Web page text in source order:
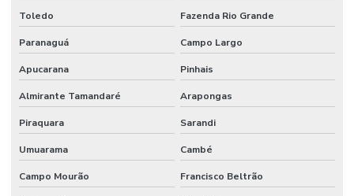
Toledo Fazenda Rio Grande
Paranaguá Campo Largo
Apucarana Pinhais
Almirante Tamandaré Arapongas
Piraquara Sarandi
Umuarama Cambé
Campo Mourão Francisco Beltrão